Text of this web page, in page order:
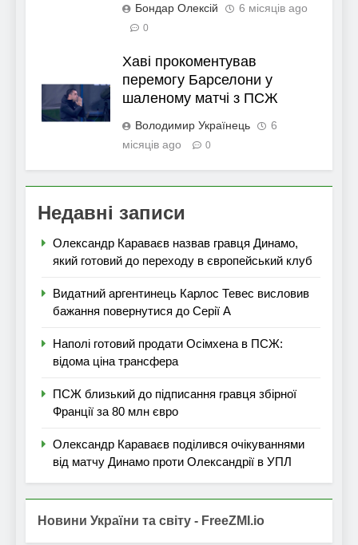
Бондар Олексій 6 місяців ago
0
Хаві прокоментував
перемогу Барселони у
шаленому матчі з ПСЖ
Володимир Українець
6
місяців ago
0
Недавні записи
Олександр Караваєв назвав гравця Динамо,
який готовий до переходу в європейський клуб
Видатний аргентинець Карлос Тевес висловив
бажання повернутися до Серії А
Наполі готовий продати Осімхена в ПСЖ:
відома ціна трансфера
ПСЖ близький до підписання гравця збірної
Франції за 80 млн євро
Олександр Караваєв поділився очікуваннями
від матчу Динамо проти Олександрії в УПЛ
Новини України та світу - FreeZMI.io